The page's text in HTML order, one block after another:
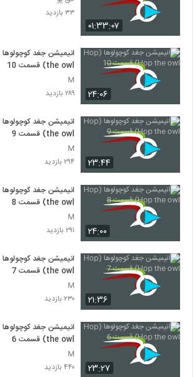
۰۱:۳۳:۰۷
۳۳ بازدید
۲۴:۰۶
the owl) قسمت 10
M
۲۸۹ بازدید
۲۳:۴۴
the owl) قسمت 9
M
۲۹۴ بازدید
۲۴:۰۰
the owl) قسمت 8
M
۲۹۱ بازدید
۲۱:۳۶
the owl) قسمت 7
M
۲۳۰ بازدید
۲۳:۲۷
the owl) قسمت 6
M
۴۴۰ بازدید